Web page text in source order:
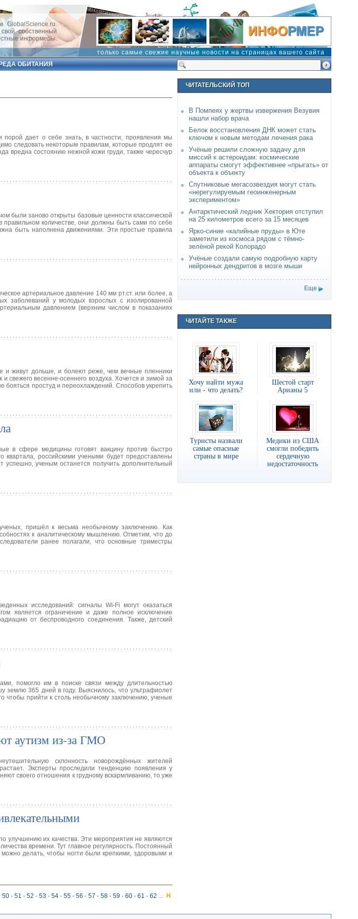
GlobalScience.ru.
собственный
информеры.
только самые свежие научные новости на страницах вашего сайта
ОБИТАНИЯ
дает о себе знать, в частности, проявления мы
следовать некоторым правилам, которые продлят ее
вредна состоянию нежной кожи груди, также чересчур
были заново открыты базовые ценности классической
правильном количестве, они должны быть сами по себе
быть наполнена движениями. Эти простые правила
артериальное давление 140 мм рт.ст. или более, а
заболеваний у молодых взрослых с изолированной
давлением (верхним числом в показаниях
живут дольше, и болеют реже, чем вечные пленники
свежего весенне-осеннего воздуха. Хочется и зимой за
бояться простуд и переохлаждений. Способов укрепить
в сфере медицины готовят вакцину против быстро
квартала, российскими учеными будет предоставлены
ученым останется получить дополнительный
ученых, пришёл к весьма необычному заключению. Как
к аналитическому мышлению. Отметим, что до
ранее полагали, что основные триместры
исследований: сигналы Wi-Fi могут оказаться
является ограничение и даже полное исключение
от беспроводного соединения. Также, детский
помогло им в поиске связи между длительностью
землю 365 дней в году. Выяснилось, что ультрафиолет
чтобы прийти к столь необычному заключению, ученые
аутизм из-за ГМО
склонность новорождённых жителей
Эксперты проследили тенденцию появления у
своего отношения к грудному вскармливанию, то уже
улучшению их качества. Эти мероприятия не являются
времени. Тут главное регулярность. Постоянный
делать, чтобы ногти были крепкими, здоровыми и
50 - 51 - 52 - 53 - 54 - 55 - 56 - 57 - 58 - 59 - 60 - 61 - 62 ...
ЧИТАТЕЛЬСКИЙ ТОП
В Помпеях у жертвы извержения Везувия
нашли набор врача
Белок восстановления ДНК может стать
ключом к новым методам лечения рака
Учёные решили сложную задачу для
миссий к астероидам: космические
аппараты смогут эффективнее «прыгать» от
объекта к объекту
Спутниковые мегасозвездия могут стать
«нерегулируемым геоинженерным
экспериментом»
Антарктический ледник Хектория отступил
на 25 километров всего за 15 месяцев
Ярко-синие «калийные пруды» в Юте
заметили из космоса рядом с тёмно-
зелёной рекой Колорадо
Учёные создали самую подробную карту
нейронных дендритов в мозге мыши
Еще
ЧИТАЙТЕ ТАКЖЕ
Хочу найти мужа
или - что делать?
Шестой старт
Арианы 5
Туристы назвали
самые опасные
страны в мире
Медики из США
смогли победить
сердечную
недостаточность